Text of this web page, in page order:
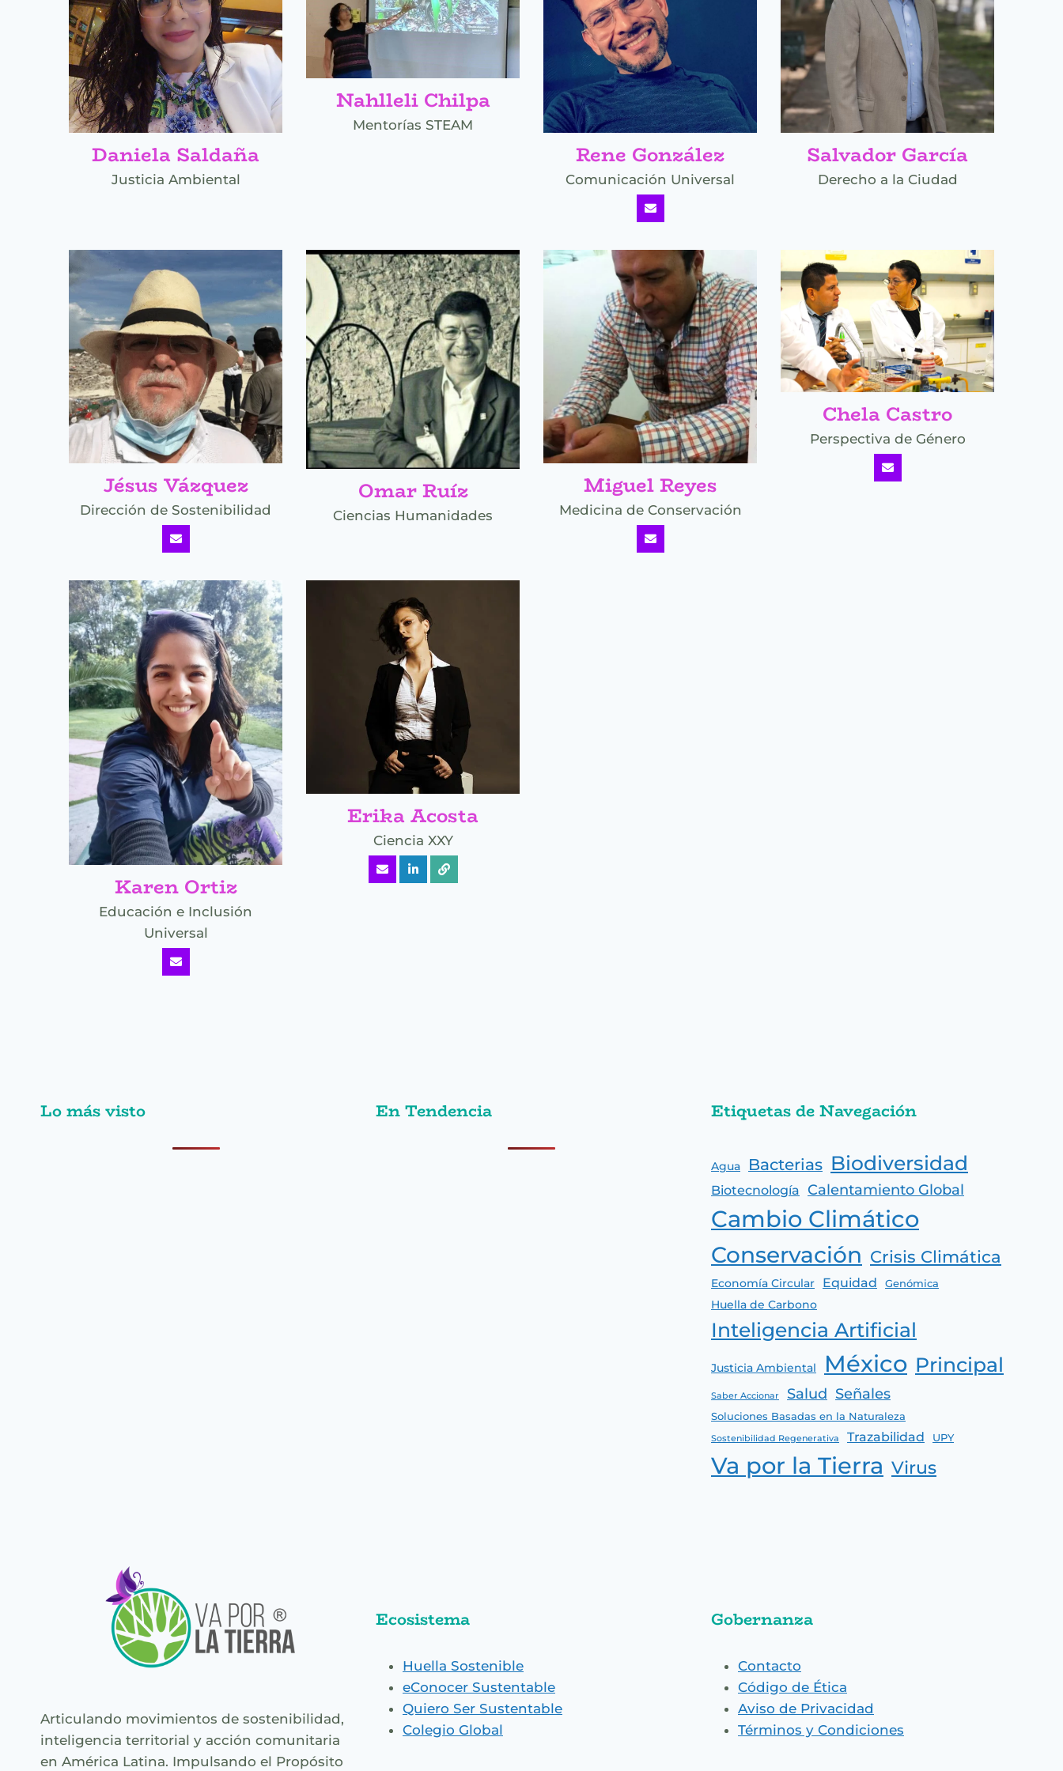
Daniela Saldaña
Justicia Ambiental
Nahlleli Chilpa
Mentorías STEAM
Rene González
Comunicación Universal
Salvador García
Derecho a la Ciudad
Jésus Vázquez
Dirección de Sostenibilidad
Omar Ruíz
Ciencias Humanidades
Miguel Reyes
Medicina de Conservación
Chela Castro
Perspectiva de Género
Karen Ortiz
Educación e Inclusión
Universal
Erika Acosta
Ciencia XXY
Lo más visto En Tendencia Etiquetas de Navegación
Agua Bacterias Biodiversidad
Biotecnología Calentamiento Global
Cambio Climático
Conservación Crisis Climática
Economía Circular Equidad Genómica
Huella de Carbono
Inteligencia Artificial
Justicia Ambiental México Principal
Saber Accionar Salud Señales
Soluciones Basadas en la Naturaleza
Sostenibilidad Regenerativa Trazabilidad UPY
Va por la Tierra Virus
Articulando movimientos de sostenibilidad,
inteligencia territorial y acción comunitaria
en América Latina. Impulsando el Propósito
Ecosistema
Huella Sostenible
eConocer Sustentable
Quiero Ser Sustentable
Colegio Global
Gobernanza
Contacto
Código de Ética
Aviso de Privacidad
Términos y Condiciones